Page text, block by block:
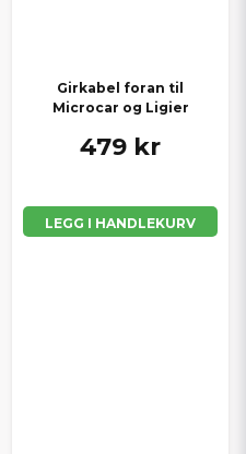
Girkabel foran til
Microcar og Ligier
479 kr
LEGG I HANDLEKURV